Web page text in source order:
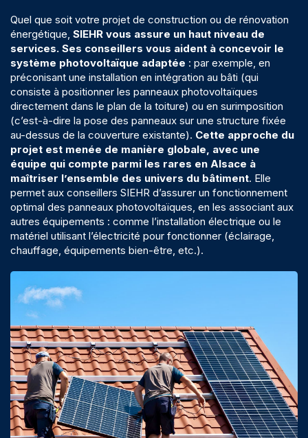
Quel que soit votre projet de construction ou de rénovation
énergétique, SIEHR vous assure un haut niveau de
services. Ses conseillers vous aident à concevoir le
système photovoltaïque adaptée : par exemple, en
préconisant une installation en intégration au bâti (qui
consiste à positionner les panneaux photovoltaïques
directement dans le plan de la toiture) ou en surimposition
(c’est-à-dire la pose des panneaux sur une structure fixée
au-dessus de la couverture existante). Cette approche du
projet est menée de manière globale, avec une
équipe qui compte parmi les rares en Alsace à
maîtriser l’ensemble des univers du bâtiment. Elle
permet aux conseillers SIEHR d’assurer un fonctionnement
optimal des panneaux photovoltaïques, en les associant aux
autres équipements : comme l’installation électrique ou le
matériel utilisant l’électricité pour fonctionner (éclairage,
chauffage, équipements bien-être, etc.).